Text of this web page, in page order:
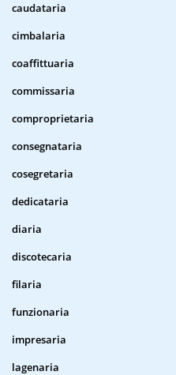
caudataria
cimbalaria
coaffittuaria
commissaria
comproprietaria
consegnataria
cosegretaria
dedicataria
diaria
discotecaria
filaria
funzionaria
impresaria
lagenaria